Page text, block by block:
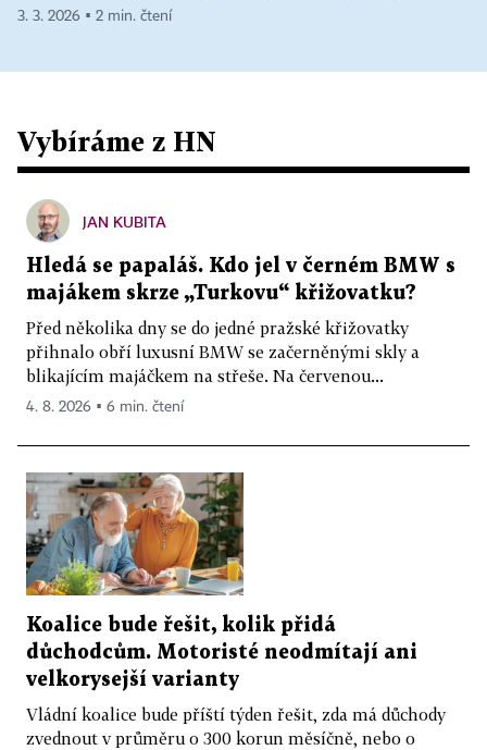
3. 3. 2026 ▪ 2 min. čtení
Vybíráme z HN
JAN KUBITA
Hledá se papaláš. Kdo jel v černém BMW s
majákem skrze „Turkovu“ křižovatku?
Před několika dny se do jedné pražské křižovatky
přihnalo obří luxusní BMW se začerněnými skly a
blikajícím majáčkem na střeše. Na červenou...
4. 8. 2026 ▪ 6 min. čtení
Koalice bude řešit, kolik přidá
důchodcům. Motoristé neodmítají ani
velkorysejší varianty
Vládní koalice bude příští týden řešit, zda má důchody
zvednout v průměru o 300 korun měsíčně, nebo o